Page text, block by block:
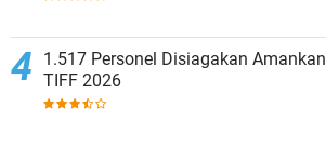
1.517 Personel Disiagakan Amankan
TIFF 2026